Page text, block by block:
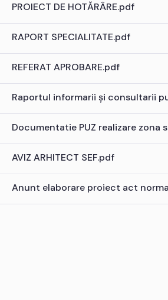
PROIECT DE HOTĂRÂRE.pdf
RAPORT SPECIALITATE.pdf
REFERAT APROBARE.pdf
Raportul informarii și consultarii
Documentatie PUZ realizare zona
AVIZ ARHITECT SEF.pdf
Anunt elaborare proiect act